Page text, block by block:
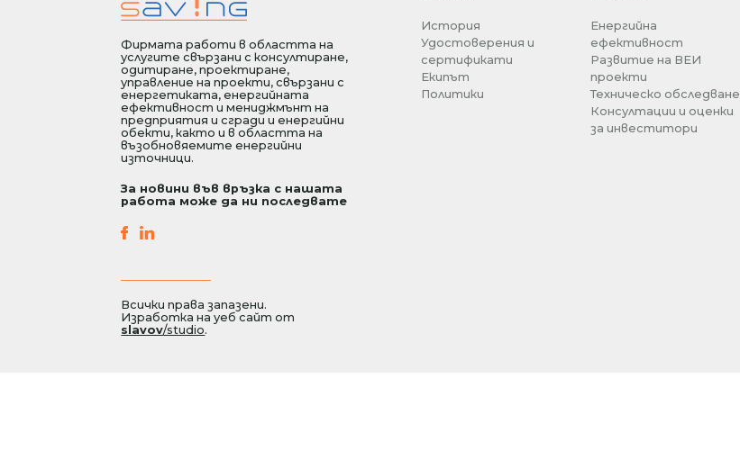
Фирмата работи в областта на
услугите свързани с консултиране,
одитиране, проектиране,
управление на проекти, свързани с
енергетиката, енергийната
ефективност и мениджмънт на
предприятия и сгради и енергийни
обекти, както и в областта на
възобновяемите енергийни
източници.
За новини във връзка с нашата
работа може да ни последвате
Всички права запазени.
Изработка на уеб сайт от
slavov/studio.
История
Удостоверения и
сертификати
Екипът
Политики
Енергийна
ефективност
Развитие на ВЕИ
проекти
Техническо обследване
Консултации и оценки
за инвеститори